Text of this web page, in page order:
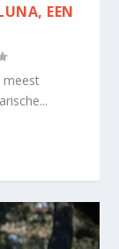
EEN
meest